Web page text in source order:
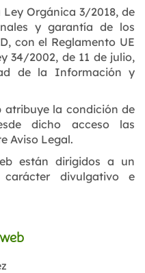
Orgánica 3/2018, de
y garantía de los
con el Reglamento UE
34/2002, de 11 de julio,
de la Información y
atribuye la condición de
dicho acceso las
Aviso Legal.
están dirigidos a un
divulgativo e